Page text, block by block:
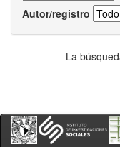
Autor/registro
La